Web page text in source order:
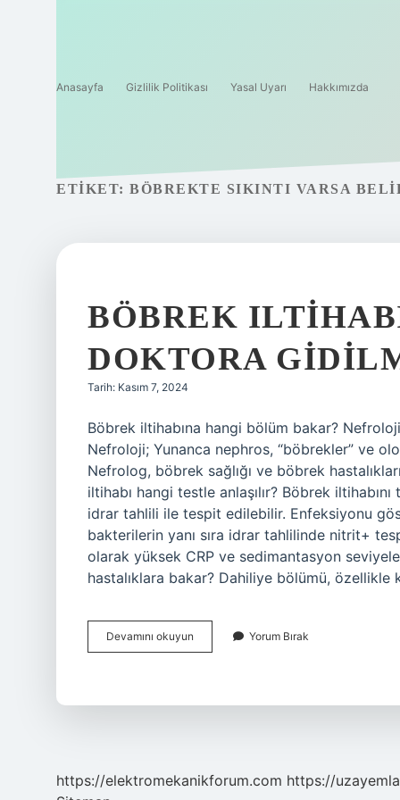
Anasayfa Gizlilik Politikası Yasal Uyarı Hakkımızda
ETIKET: BÖBREKTE SIKINTI VARSA
BÖBREK
DOKTORA
Tarih: Kasım 7, 2024
Böbrek iltihabına hangi bölüm bakar?
Nefroloji; Yunanca nephros, “böbrekler” ve
Nefrolog, böbrek sağlığı ve böbrek
iltihabı hangi testle anlaşılır? Böbrek
idrar tahlili ile tespit edilebilir. Enfeksiyonu
bakterilerin yanı sıra idrar tahlilinde nitrit+
olarak yüksek CRP ve sedimantasyon
hastalıklara bakar? Dahiliye bölümü,
Devamını okuyun
Iltihabı
Yorum Bırak
https://elektromekanikforum.com https://